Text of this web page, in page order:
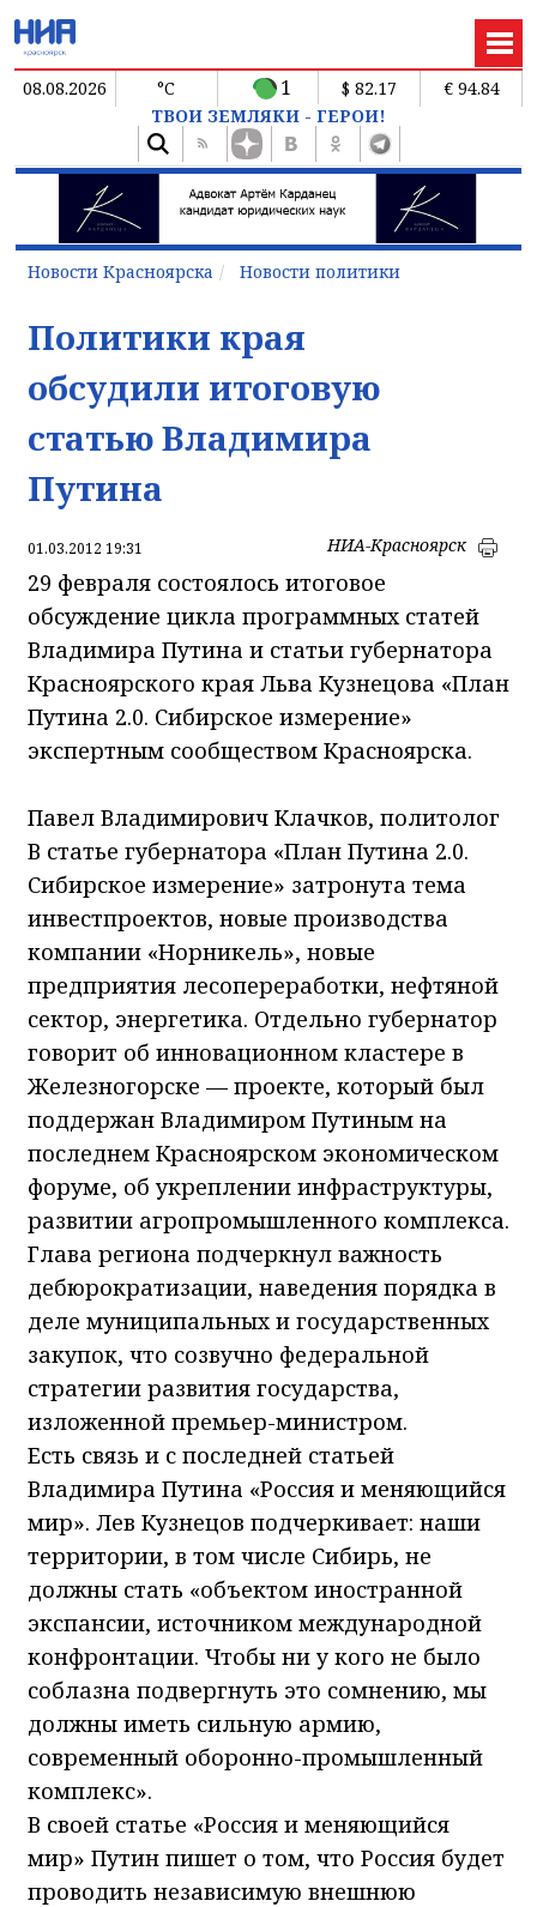
08.08.2026 °C 1 $ 82.17
€ 94.84
ТВОИ ЗЕМЛЯКИ - ГЕРОИ!
Новости Красноярска Новости политики
Политики края
обсудили итоговую
статью Владимира
Путина
01.03.2012 19:31 НИА-Красноярск
29 февраля состоялось итоговое
обсуждение цикла программных статей
Владимира Путина и статьи губернатора
Красноярского края Льва Кузнецова «План
Путина 2.0. Сибирское измерение»
экспертным сообществом Красноярска.
Павел Владимирович Клачков, политолог
В статье губернатора «План Путина 2.0.
Сибирское измерение» затронута тема
инвестпроектов, новые производства
компании «Норникель», новые
предприятия лесопереработки, нефтяной
сектор, энергетика. Отдельно губернатор
говорит об инновационном кластере в
Железногорске — проекте, который был
поддержан Владимиром Путиным на
последнем Красноярском экономическом
форуме, об укреплении инфраструктуры,
развитии агропромышленного комплекса.
Глава региона подчеркнул важность
дебюрократизации, наведения порядка в
деле муниципальных и государственных
закупок, что созвучно федеральной
стратегии развития государства,
изложенной премьер-министром.
Есть связь и с последней статьей
Владимира Путина «Россия и меняющийся
мир». Лев Кузнецов подчеркивает: наши
территории, в том числе Сибирь, не
должны стать «объектом иностранной
экспансии, источником международной
конфронтации. Чтобы ни у кого не было
соблазна подвергнуть это сомнению, мы
должны иметь сильную армию,
современный оборонно-промышленный
комплекс».
В своей статье «Россия и меняющийся
мир» Путин пишет о том, что Россия будет
проводить независимую внешнюю